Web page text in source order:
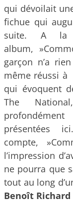
qui dévoilait
fichue qui
suite. A la
album,
garçon n’a
même réussi à
qui évoquent
The
compte,
l’impression
ne pourra que
tout au long
Benoît Richard